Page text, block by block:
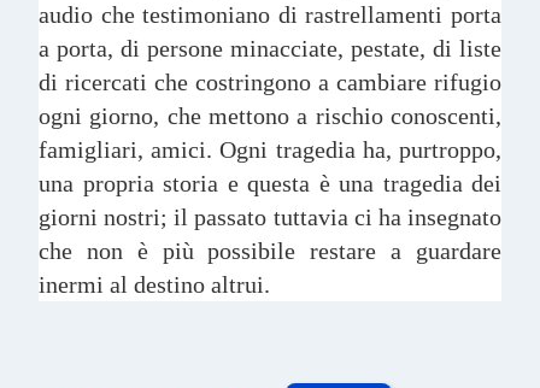
audio che testimoniano di rastrellamenti porta
a porta, di persone minacciate, pestate, di liste
di ricercati che costringono a cambiare rifugio
ogni giorno, che mettono a rischio conoscenti,
famigliari, amici. Ogni tragedia ha, purtroppo,
una propria storia e questa è una tragedia dei
giorni nostri; il passato tuttavia ci ha insegnato
che non è più possibile restare a guardare
inermi al destino altrui.